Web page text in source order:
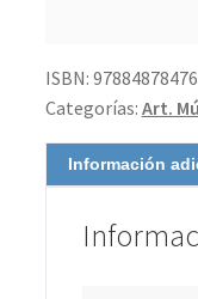
ISBN:
Categorías: Art.
Información